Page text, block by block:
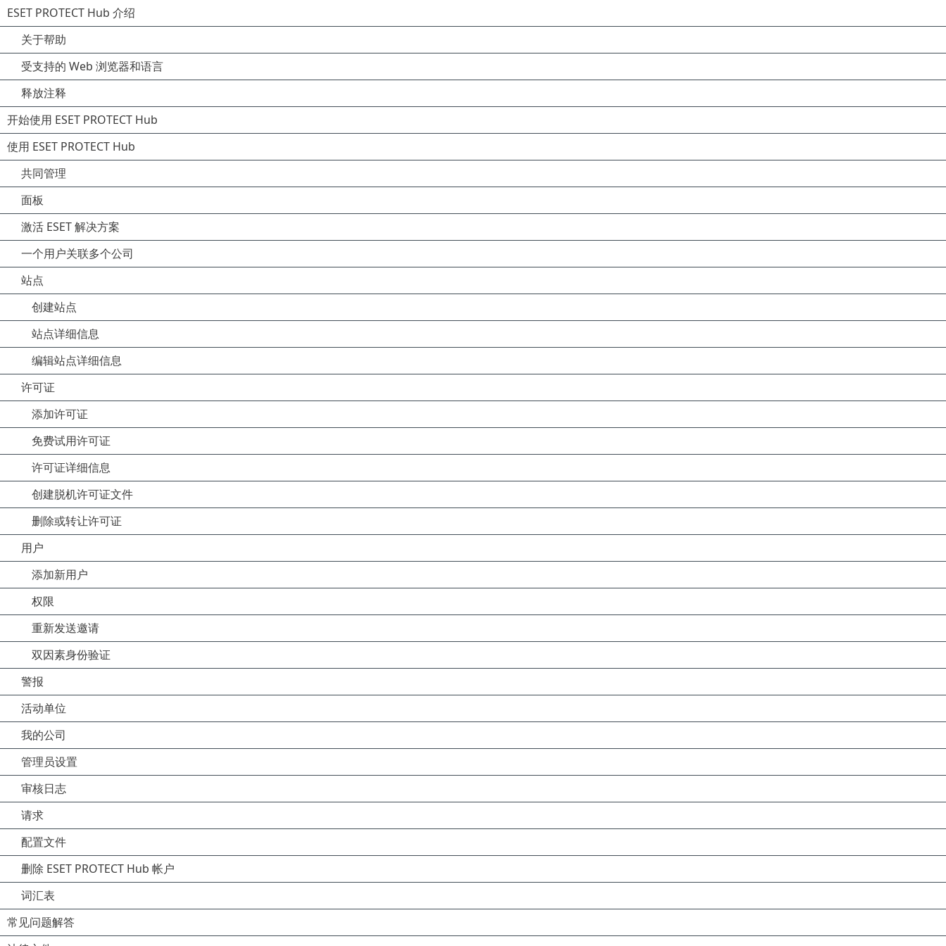
ESET PROTECT Hub 介绍
关于帮助
受支持的 Web 浏览器和语言
释放注释
开始使用 ESET PROTECT Hub
使用 ESET PROTECT Hub
共同管理
面板
激活 ESET 解决方案
一个用户关联多个公司
站点
创建站点
站点详细信息
编辑站点详细信息
许可证
添加许可证
免费试用许可证
许可证详细信息
创建脱机许可证文件
删除或转让许可证
用户
添加新用户
权限
重新发送邀请
双因素身份验证
警报
活动单位
我的公司
管理员设置
审核日志
请求
配置文件
删除 ESET PROTECT Hub 帐户
词汇表
常见问题解答